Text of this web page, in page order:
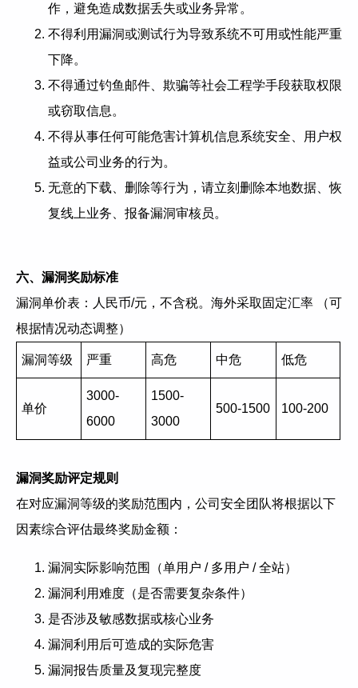
作，避免造成数据丢失或业务异常。
不得利用漏洞或测试行为导致系统不可用或性能严重
下降。
不得通过钓鱼邮件、欺骗等社会工程学手段获取权限
或窃取信息。
不得从事任何可能危害计算机信息系统安全、用户权
益或公司业务的行为。
无意的下载、删除等行为，请立刻删除本地数据、恢
复线上业务、报备漏洞审核员。
六、漏洞奖励标准
漏洞单价表：人民币/元，不含税。海外采取固定汇率 （可
根据情况动态调整）
漏洞等级 严重 高危 中危 低危
单价
3000-
6000
1500-
3000
500-1500 100-200
漏洞奖励评定规则
在对应漏洞等级的奖励范围内，公司安全团队将根据以下
因素综合评估最终奖励金额：
漏洞实际影响范围（单用户 / 多用户 / 全站）
漏洞利用难度（是否需要复杂条件）
是否涉及敏感数据或核心业务
漏洞利用后可造成的实际危害
漏洞报告质量及复现完整度